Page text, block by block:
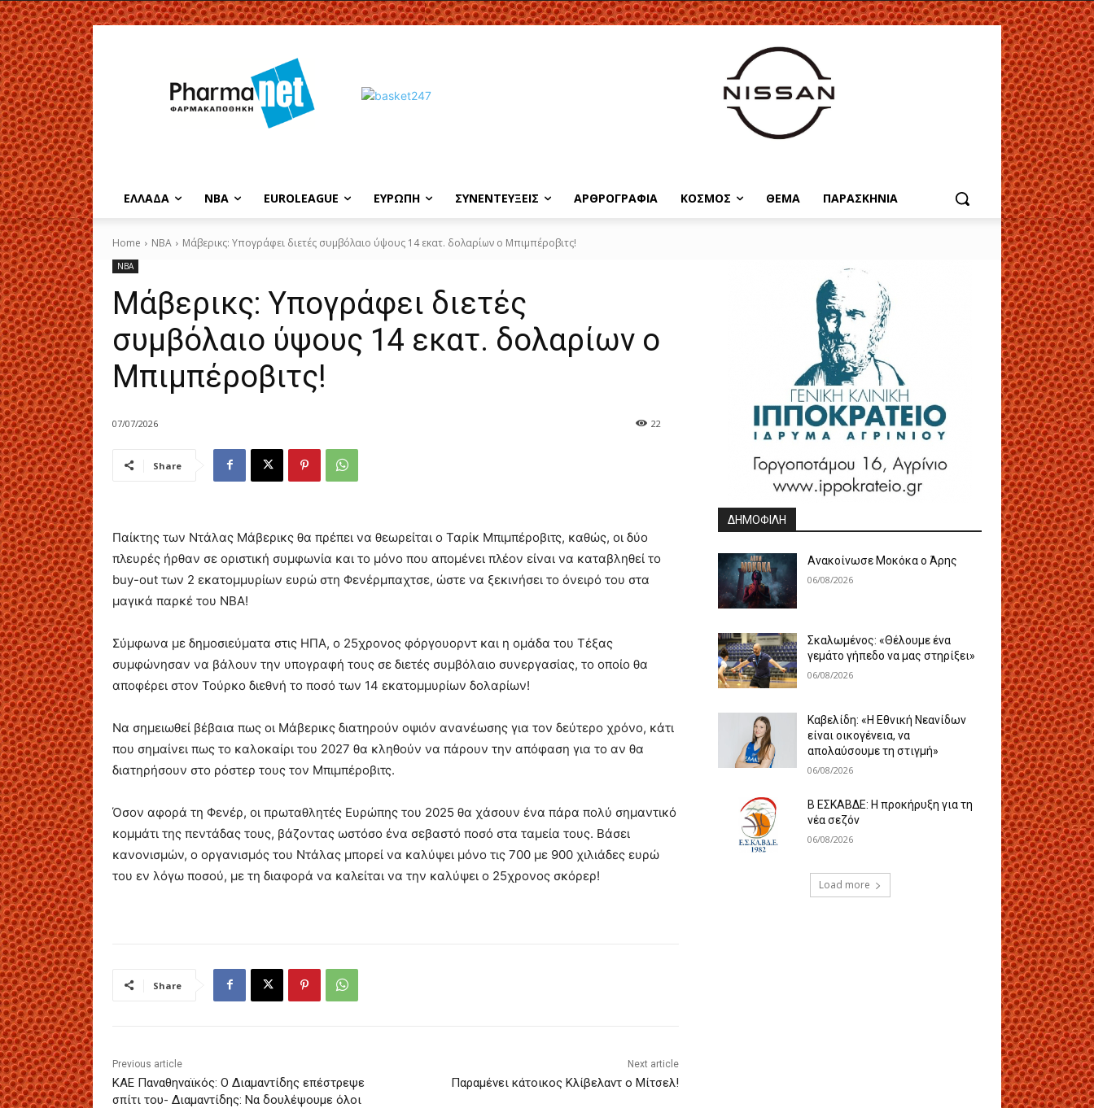
EΛΛΑΔΑ NBA ΕUROLEAGUE ΕΥΡΩΠΗ ΣΥΝΕΝΤΕΥΞΕΙΣ ΑΡΘΡΟΓΡΑΦΙΑ ΚΟΣΜΟΣ ΘΕΜΑ ΠΑΡΑΣΚΗΝΙΑ
Home NBA Μάβερικς: Υπογράφει διετές συμβόλαιο ύψους 14 εκατ. δολαρίων ο Μπιμπέροβιτς!
NBA
Μάβερικς: Υπογράφει διετές
συμβόλαιο ύψους 14 εκατ. δολαρίων ο
Μπιμπέροβιτς!
07/07/2026 22
Share
Παίκτης των Ντάλας Μάβερικς θα πρέπει να θεωρείται ο Ταρίκ Μπιμπέροβιτς, καθώς, οι δύο
πλευρές ήρθαν σε οριστική συμφωνία και το μόνο που απομένει πλέον είναι να καταβληθεί το
buy-out των 2 εκατομμυρίων ευρώ στη Φενέρμπαχτσε, ώστε να ξεκινήσει το όνειρό του στα
μαγικά παρκέ του ΝΒΑ!
Σύμφωνα με δημοσιεύματα στις ΗΠΑ, ο 25χρονος φόργουορντ και η ομάδα του Τέξας
συμφώνησαν να βάλουν την υπογραφή τους σε διετές συμβόλαιο συνεργασίας, το οποίο θα
αποφέρει στον Τούρκο διεθνή το ποσό των 14 εκατομμυρίων δολαρίων!
Να σημειωθεί βέβαια πως οι Μάβερικς διατηρούν οψιόν ανανέωσης για τον δεύτερο χρόνο, κάτι
που σημαίνει πως το καλοκαίρι του 2027 θα κληθούν να πάρουν την απόφαση για το αν θα
διατηρήσουν στο ρόστερ τους τον Μπιμπέροβιτς.
Όσον αφορά τη Φενέρ, οι πρωταθλητές Ευρώπης του 2025 θα χάσουν ένα πάρα πολύ σημαντικό
κομμάτι της πεντάδας τους, βάζοντας ωστόσο ένα σεβαστό ποσό στα ταμεία τους. Βάσει
κανονισμών, ο οργανισμός του Ντάλας μπορεί να καλύψει μόνο τις 700 με 900 χιλιάδες ευρώ
του εν λόγω ποσού, με τη διαφορά να καλείται να την καλύψει ο 25χρονος σκόρερ!
Share
Previous article
ΚΑΕ Παναθηναϊκός: Ο Διαμαντίδης επέστρεψε
σπίτι του- Διαμαντίδης: Να δουλέψουμε όλοι
Next article
Παραμένει κάτοικος Κλίβελαντ ο Μίτσελ!
ΔΗΜΟΦΙΛΗ
Ανακοίνωσε Μοκόκα ο Άρης
06/08/2026
Σκαλωμένος: «Θέλουμε ένα
γεμάτο γήπεδο να μας στηρίξει»
06/08/2026
Καβελίδη: «Η Εθνική Νεανίδων
είναι οικογένεια, να
απολαύσουμε τη στιγμή»
06/08/2026
Β ΕΣΚΑΒΔΕ: Η προκήρυξη για τη
νέα σεζόν
06/08/2026
Load more